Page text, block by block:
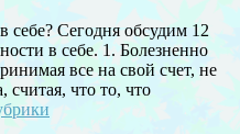
себе? Сегодня обсудим 12
в себе. 1. Болезненно
все на свой счет, не
считая, что то, что